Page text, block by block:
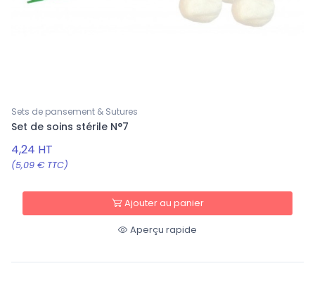
Sets de pansement & Sutures
Set de soins stérile N°7
4,24 HT
(5,09 € TTC)
Ajouter au panier
Aperçu rapide